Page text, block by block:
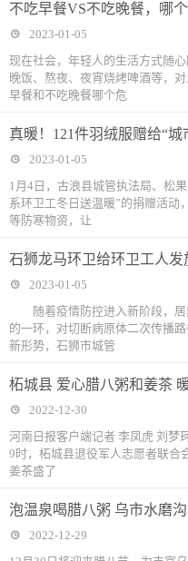
不吃早餐VS不吃晚餐，哪个
2023-01-05
现在社会，年轻人的生活方式随
晚饭、熬夜、夜宵烧烤啤酒等，
早餐和不吃晚餐哪个危
真暖！121件羽绒服赠给“城
2023-01-05
1月4日，古浪县城管执法局、松
系环卫工冬日送温暖”的捐赠活动
等防寒物资，让
石狮龙马环卫给环卫工人发
2023-01-05
随着疫情防控进入新阶段，居
的一环，对切断病原体二次传播
新形势，石狮市城管
柘城县 爱心腊八粥和姜茶
2022-12-30
河南日报客户端记者 李凤虎 刘梦
9时，柘城县退役军人志愿者联合
姜茶盛了
泡温泉喝腊八粥 乌市水磨
2022-12-29